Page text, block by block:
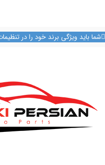
09128884461
09124847876
شما باید ویژگی برند خود را در